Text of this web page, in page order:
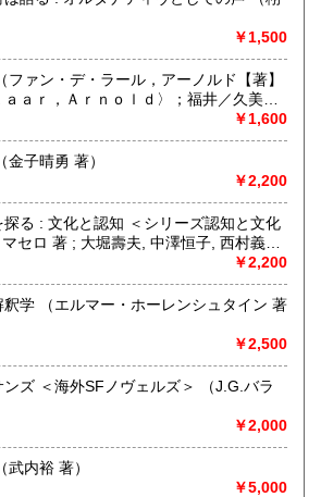
、社会科学、自然科学、美術工芸、国
典籍、近代文献、趣味、外国書、サブ
（その他）
￥1,500
ａｒ，Ａｒｎｏｌｄ〉；福井／久美子
￥1,600
教育改革者ルター （金子晴勇 著）
￥2,200
る : 文化と認知 ＜シリーズ認知と文化
￥2,200
タイン 著
￥2,500
海外SFノヴェルズ＞ （J.G.バラ
￥2,000
日本のピラミッド （武内裕 著）
￥5,000